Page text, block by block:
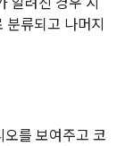
알려진 경우 시
류되고 나머지
를 보여주고 코